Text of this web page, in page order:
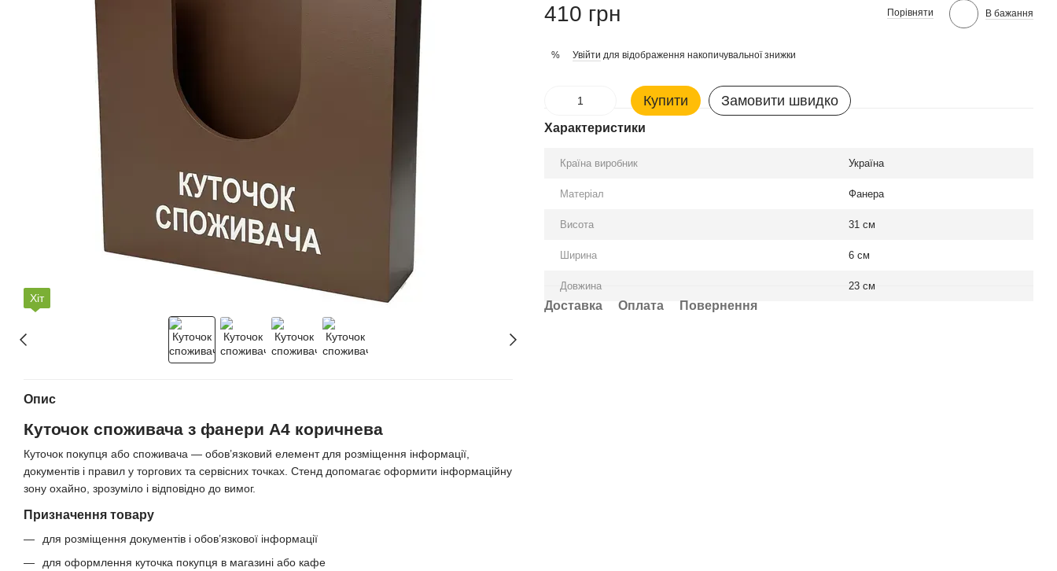
Хіт
Опис
Куточок споживача з фанери A4 коричнева
Куточок покупця або споживача — обов’язковий елемент для розміщення інформації,
документів і правил у торгових та сервісних точках. Стенд допомагає оформити інформаційну
зону охайно, зрозуміло і відповідно до вимог.
Призначення товару
для розміщення документів і обов’язкової інформації
для оформлення куточка покупця в магазині або кафе
410 грн Порівняти В бажання
% Увійти для відображення накопичувальної знижки
Купити Замовити швидко
Характеристики
Країна виробник Україна
Матеріал Фанера
Висота 31 см
Ширина 6 см
Довжина 23 см
Доставка Оплата Повернення